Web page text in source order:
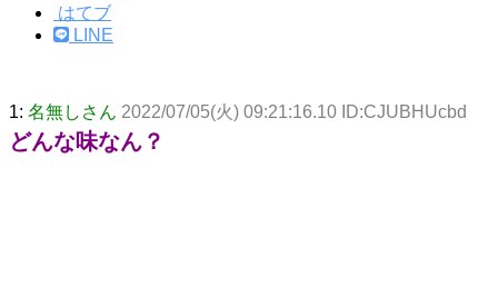
はてブ
LINE
1: 名無しさん 2022/07/05(火) 09:21:16.10 ID:CJUBHUcbd
どんな味なん？